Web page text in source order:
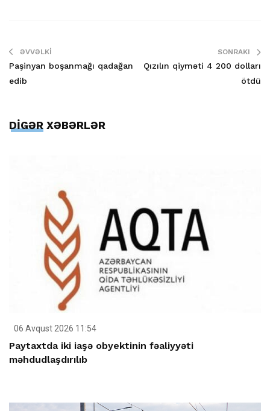
ƏVVƏLKI
Paşinyan boşanmağı qadağan
edib
SONRAKI
Qızılın qiyməti 4 200 dolları
ötdü
DİGƏR XƏBƏRLƏR
06 Avqust 2026 11:54
Paytaxtda iki iaşə obyektinin fəaliyyəti
məhdudlaşdırılıb